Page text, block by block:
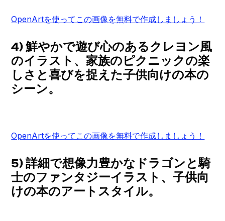
OpenArtを使ってこの画像を無料で作成しましょう！
4) 鮮やかで遊び心のあるクレヨン風
のイラスト、家族のピクニックの楽
しさと喜びを捉えた子供向けの本の
シーン。
OpenArtを使ってこの画像を無料で作成しましょう！
5) 詳細で想像力豊かなドラゴンと騎
士のファンタジーイラスト、子供向
けの本のアートスタイル。